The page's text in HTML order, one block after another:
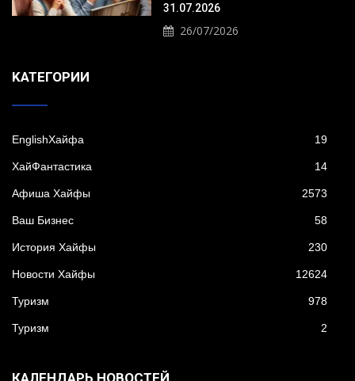
31.07.2026
26/07/2026
KАТЕГОРИИ
EnglishХайфа 19
XайФантастика 14
Афиша Хайфы 2573
Ваш Бизнес 58
История Хайфы 230
Новости Хайфы 12624
Туризм 978
Туризм 2
КАЛЕНДАРЬ НОВОСТЕЙ